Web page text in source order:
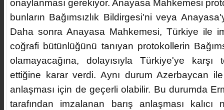
onaylanması gerekiyor. Anayasa Mahkemesi
bunların Bağımsızlık Bildirgesi'ni veya
Daha sonra Anayasa Mahkemesi, Türkiye ile
coğrafi bütünlüğünü tanıyan protokollerin
olamayacağına, dolayısıyla Türkiye'ye
ettiğine karar verdi. Aynı durum Azerbaycan
anlaşması için de geçerli olabilir. Bu durumda
tarafından imzalanan barış anlaşması kalıcı